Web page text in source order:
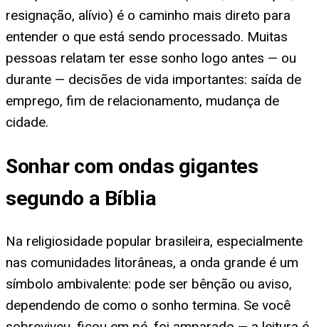
resignação, alívio) é o caminho mais direto para
entender o que está sendo processado. Muitas
pessoas relatam ter esse sonho logo antes — ou
durante — decisões de vida importantes: saída de
emprego, fim de relacionamento, mudança de
cidade.
Sonhar com ondas gigantes
segundo a Bíblia
Na religiosidade popular brasileira, especialmente
nas comunidades litorâneas, a onda grande é um
símbolo ambivalente: pode ser bênção ou aviso,
dependendo de como o sonho termina. Se você